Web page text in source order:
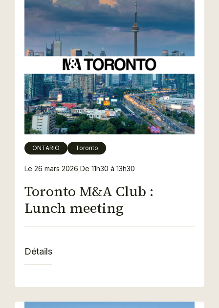
Toronto M&A Club :
Lunch meeting
Le 26 mars 2026 De 11h30 à 13h30
ONTARIO Toronto
Détails